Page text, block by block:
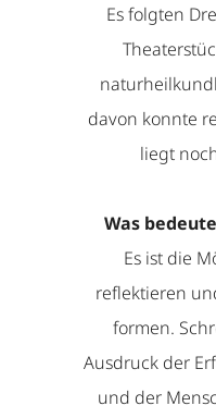
Es folgten
davon konnte
liegt
Was
Es ist die
reflektieren
formen.
Ausdruck der
und der